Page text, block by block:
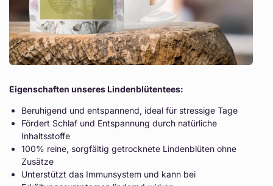
Eigenschaften unseres Lindenblütentees:
Beruhigend und entspannend, ideal für stressige Tage
Fördert Schlaf und Entspannung durch natürliche
Inhaltsstoffe
100% reine, sorgfältig getrocknete Lindenblüten ohne
Zusätze
Unterstützt das Immunsystem und kann bei